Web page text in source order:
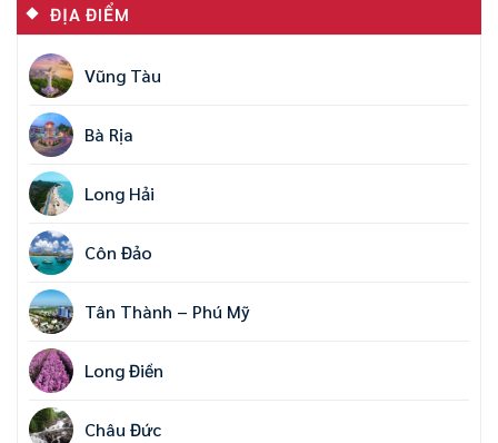
ĐỊA ĐIỂM
Vũng Tàu
Bà Rịa
Long Hải
Côn Đảo
Tân Thành – Phú Mỹ
Long Điền
Châu Đức